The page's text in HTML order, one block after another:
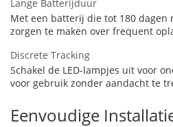
Lange Batterijduur
Met een batterij die tot 180 dagen
zorgen te maken over frequent
Discrete Tracking
Schakel de LED-lampjes uit voor
voor gebruik zonder aandacht te
Eenvoudige